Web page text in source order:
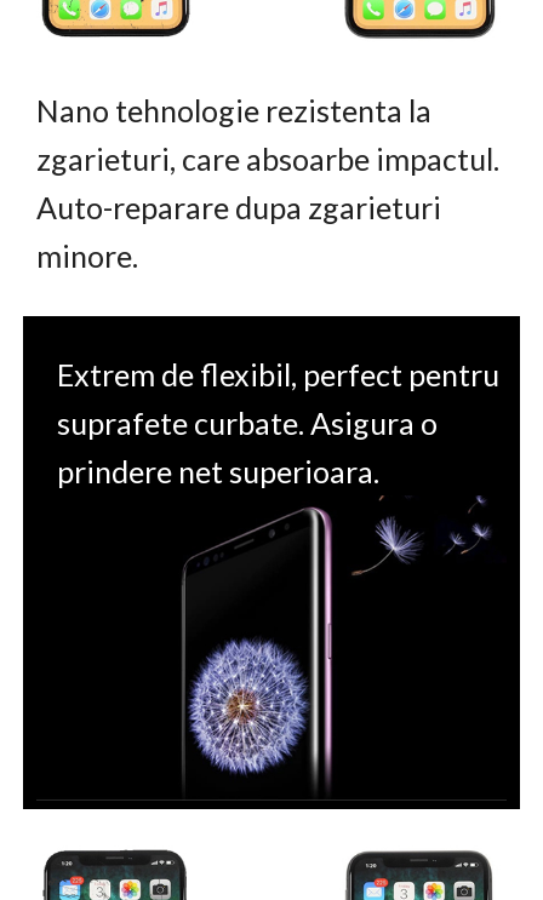
Nano tehnologie rezistenta la
zgarieturi, care absoarbe impactul.
Auto-reparare dupa zgarieturi
minore.
Extrem de flexibil, perfect pentru
suprafete curbate. Asigura o
prindere net superioara.